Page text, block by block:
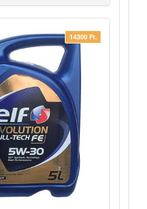
14300 Ft.